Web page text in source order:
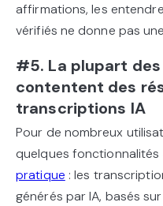
affirmations, les
vérifiés ne donne pas
#5. La plupart
contentent des
transcriptions IA
Pour de nombreux
quelques
pratique : les
générés par IA, basés